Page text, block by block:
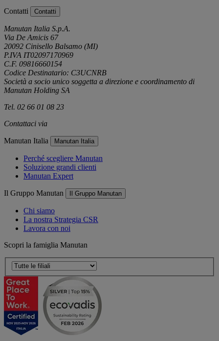
Contatti Contatti
Manutan Italia S.p.A.
Via De Amicis 67
20092 Cinisello Balsamo (MI)
P.IVA IT02097170969
C.F. 09816660154
Codice Destinatario: C3UCNRB
Società a socio unico soggetta a direzione e coordinamento di
Manutan Holding SA
Tel. 02 66 01 08 23
Contattaci via
Manutan Italia Manutan Italia
Perché scegliere Manutan
Soluzione grandi clienti
Manutan Expert
Il Gruppo Manutan Il Gruppo Manutan
Chi siamo
La nostra Strategia CSR
Lavora con noi
Scopri la famiglia Manutan